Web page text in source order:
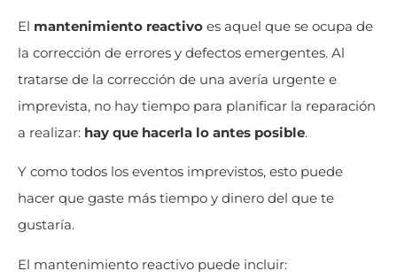
El mantenimiento reactivo es aquel que se ocupa de
la corrección de errores y defectos emergentes. Al
tratarse de la corrección de una avería urgente e
imprevista, no hay tiempo para planificar la reparación
a realizar: hay que hacerla lo antes posible.
Y como todos los eventos imprevistos, esto puede
hacer que gaste más tiempo y dinero del que te
gustaría.
El mantenimiento reactivo puede incluir: